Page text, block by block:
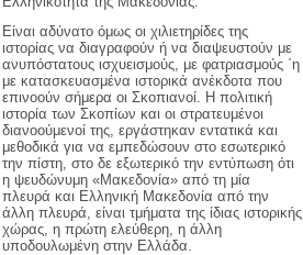
Είναι αδύνατο όμως οι χιλιετηρίδες της
ιστορίας να διαγραφούν ή να διαψευστούν με
ανυπόστατους ισχυεισμούς, με φατριασμούς ΄η
με κατασκευασμένα ιστορικά ανέκδοτα που
επινοούν σήμερα οι Σκοπιανοί. Η πολιτική
ιστορία των Σκοπίων και οι στρατευμένοι
διανοούμενοί της, εργάστηκαν εντατικά και
μεθοδικά για να εμπεδώσουν στο εσωτερικό
την πίστη, στο δε εξωτερικό την εντύπωση ότι
η ψευδώνυμη «Μακεδονία» από τη μία
πλευρά και Ελληνική Μακεδονία από την
άλλη πλευρά, είναι τμήματα της ίδιας ιστορικής
χώρας, η πρώτη ελεύθερη, η άλλη
υποδουλωμένη στην Ελλάδα.